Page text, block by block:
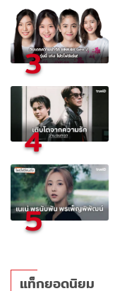
3
4
5
แท็กยอดนิยม